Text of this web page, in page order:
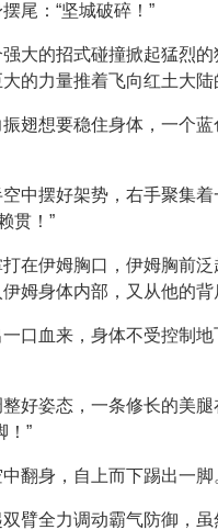
尾：“坚城破碎！”
大的招式碰撞掀起猛烈
的力量推着飞向红土大陆
翅想要稳住身体，一个
中摆好架势，右手聚集着
贯！”
在伊姆胸口，伊姆胸前
姆身体内部，又从他的背
口血来，身体不受控制地
好姿态，一条修长的美
！”
翻身，自上而下踢出一脚
臂全力调动霸气防御，